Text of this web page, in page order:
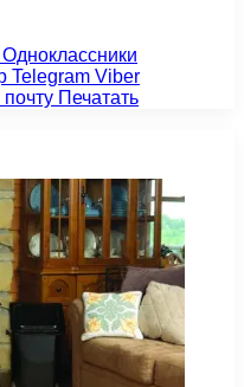
Одноклассники
Telegram Viber
Печатать